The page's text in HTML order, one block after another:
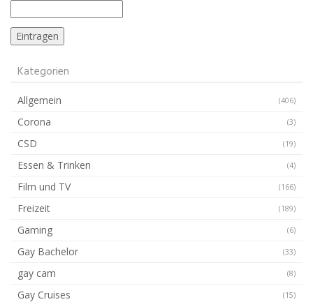
Kategorien
Allgemein (406)
Corona (3)
CSD (19)
Essen & Trinken (4)
Film und TV (166)
Freizeit (189)
Gaming (6)
Gay Bachelor (33)
gay cam (8)
Gay Cruises (15)